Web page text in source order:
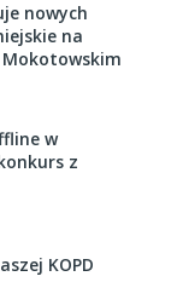
nowych
na
Mokotowskim
w
z
KOPD